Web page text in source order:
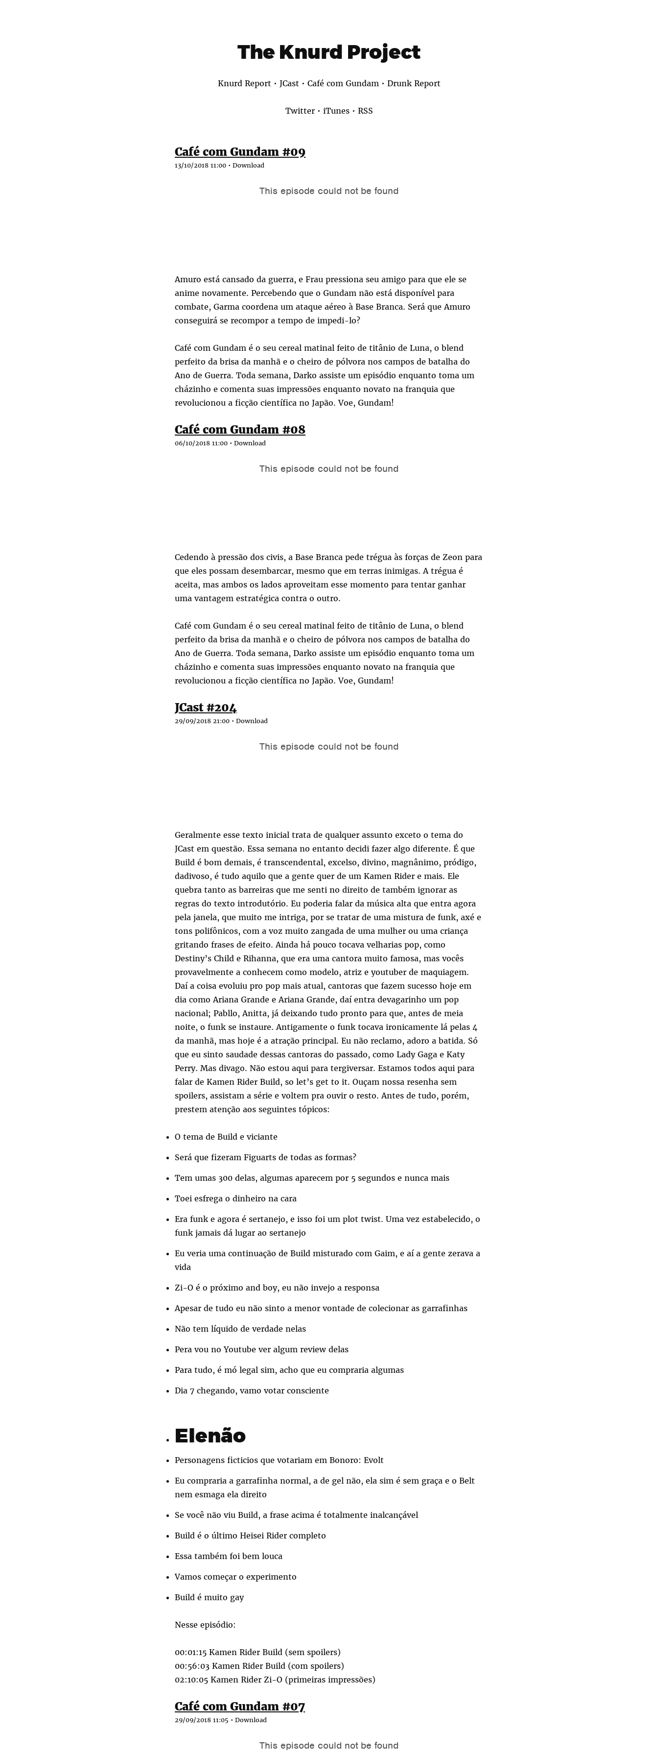
The Knurd Project
Knurd Report • JCast • Café com Gundam • Drunk Report
Twitter • iTunes • RSS
Café com Gundam #09
13/10/2018 11:00 • Download
Amuro está cansado da guerra, e Frau pressiona seu amigo para que ele se
anime novamente. Percebendo que o Gundam não está disponível para
combate, Garma coordena um ataque aéreo à Base Branca. Será que Amuro
conseguirá se recompor a tempo de impedi-lo?
Café com Gundam é o seu cereal matinal feito de titânio de Luna, o blend
perfeito da brisa da manhã e o cheiro de pólvora nos campos de batalha do
Ano de Guerra. Toda semana, Darko assiste um episódio enquanto toma um
cházinho e comenta suas impressões enquanto novato na franquia que
revolucionou a ficção científica no Japão. Voe, Gundam!
Café com Gundam #08
06/10/2018 11:00 • Download
Cedendo à pressão dos civis, a Base Branca pede trégua às forças de Zeon para
que eles possam desembarcar, mesmo que em terras inimigas. A trégua é
aceita, mas ambos os lados aproveitam esse momento para tentar ganhar
uma vantagem estratégica contra o outro.
Café com Gundam é o seu cereal matinal feito de titânio de Luna, o blend
perfeito da brisa da manhã e o cheiro de pólvora nos campos de batalha do
Ano de Guerra. Toda semana, Darko assiste um episódio enquanto toma um
cházinho e comenta suas impressões enquanto novato na franquia que
revolucionou a ficção científica no Japão. Voe, Gundam!
JCast #204
29/09/2018 21:00 • Download
Geralmente esse texto inicial trata de qualquer assunto exceto o tema do
JCast em questão. Essa semana no entanto decidi fazer algo diferente. É que
Build é bom demais, é transcendental, excelso, divino, magnânimo, pródigo,
dadivoso, é tudo aquilo que a gente quer de um Kamen Rider e mais. Ele
quebra tanto as barreiras que me senti no direito de também ignorar as
regras do texto introdutório. Eu poderia falar da música alta que entra agora
pela janela, que muito me intriga, por se tratar de uma mistura de funk, axé e
tons polifônicos, com a voz muito zangada de uma mulher ou uma criança
gritando frases de efeito. Ainda há pouco tocava velharias pop, como
Destiny’s Child e Rihanna, que era uma cantora muito famosa, mas vocês
provavelmente a conhecem como modelo, atriz e youtuber de maquiagem.
Daí a coisa evoluiu pro pop mais atual, cantoras que fazem sucesso hoje em
dia como Ariana Grande e Ariana Grande, daí entra devagarinho um pop
nacional; Pabllo, Anitta, já deixando tudo pronto para que, antes de meia
noite, o funk se instaure. Antigamente o funk tocava ironicamente lá pelas 4
da manhã, mas hoje é a atração principal. Eu não reclamo, adoro a batida. Só
que eu sinto saudade dessas cantoras do passado, como Lady Gaga e Katy
Perry. Mas divago. Não estou aqui para tergiversar. Estamos todos aqui para
falar de Kamen Rider Build, so let’s get to it. Ouçam nossa resenha sem
spoilers, assistam a série e voltem pra ouvir o resto. Antes de tudo, porém,
prestem atenção aos seguintes tópicos:
O tema de Build e viciante
Será que fizeram Figuarts de todas as formas?
Tem umas 300 delas, algumas aparecem por 5 segundos e nunca mais
Toei esfrega o dinheiro na cara
Era funk e agora é sertanejo, e isso foi um plot twist. Uma vez estabelecido, o
funk jamais dá lugar ao sertanejo
Eu veria uma continuação de Build misturado com Gaim, e aí a gente zerava a
vida
Zi-O é o próximo and boy, eu não invejo a responsa
Apesar de tudo eu não sinto a menor vontade de colecionar as garrafinhas
Não tem líquido de verdade nelas
Pera vou no Youtube ver algum review delas
Para tudo, é mó legal sim, acho que eu compraria algumas
Dia 7 chegando, vamo votar consciente
Elenão
Personagens ficticios que votariam em Bonoro: Evolt
Eu compraria a garrafinha normal, a de gel não, ela sim é sem graça e o Belt
nem esmaga ela direito
Se você não viu Build, a frase acima é totalmente inalcançável
Build é o último Heisei Rider completo
Essa também foi bem louca
Vamos começar o experimento
Build é muito gay
Nesse episódio:
00:01:15 Kamen Rider Build (sem spoilers)
00:56:03 Kamen Rider Build (com spoilers)
02:10:05 Kamen Rider Zi-O (primeiras impressões)
Café com Gundam #07
29/09/2018 11:05 • Download